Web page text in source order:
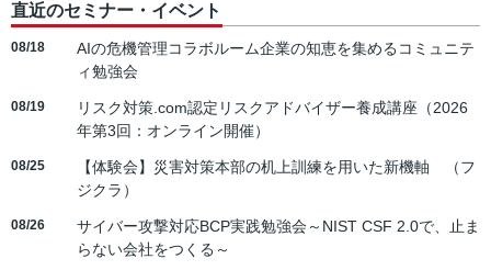
直近のセミナー・イベント
08/18
AIの危機管理コラボルーム企業の知恵を集めるコミュニテ
ィ勉強会
08/19
リスク対策.com認定リスクアドバイザー養成講座（2026
年第3回：オンライン開催）
08/25
【体験会】災害対策本部の机上訓練を用いた新機軸 （フ
ジクラ）
08/26
サイバー攻撃対応BCP実践勉強会～NIST CSF 2.0で、止ま
らない会社をつくる～